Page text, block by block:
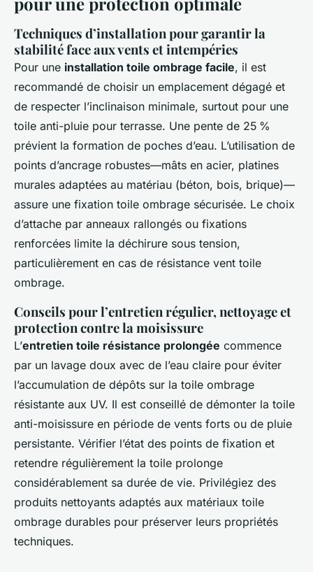
Techniques d’installation pour garantir la
stabilité face aux vents et intempéries
Pour une installation toile ombrage facile, il est
recommandé de choisir un emplacement dégagé et
de respecter l’inclinaison minimale, surtout pour une
toile anti-pluie pour terrasse. Une pente de 25 %
prévient la formation de poches d’eau. L’utilisation de
points d’ancrage robustes—mâts en acier, platines
murales adaptées au matériau (béton, bois, brique)—
assure une fixation toile ombrage sécurisée. Le choix
d’attache par anneaux rallongés ou fixations
renforcées limite la déchirure sous tension,
particulièrement en cas de résistance vent toile
ombrage.
Conseils pour l’entretien régulier, nettoyage et
protection contre la moisissure
L’entretien toile résistance prolongée commence
par un lavage doux avec de l’eau claire pour éviter
l’accumulation de dépôts sur la toile ombrage
résistante aux UV. Il est conseillé de démonter la toile
anti-moisissure en période de vents forts ou de pluie
persistante. Vérifier l’état des points de fixation et
retendre régulièrement la toile prolonge
considérablement sa durée de vie. Privilégiez des
produits nettoyants adaptés aux matériaux toile
ombrage durables pour préserver leurs propriétés
techniques.